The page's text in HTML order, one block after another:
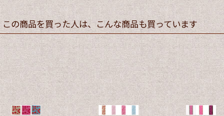
この商品を買った人は、こんな商品も買っています